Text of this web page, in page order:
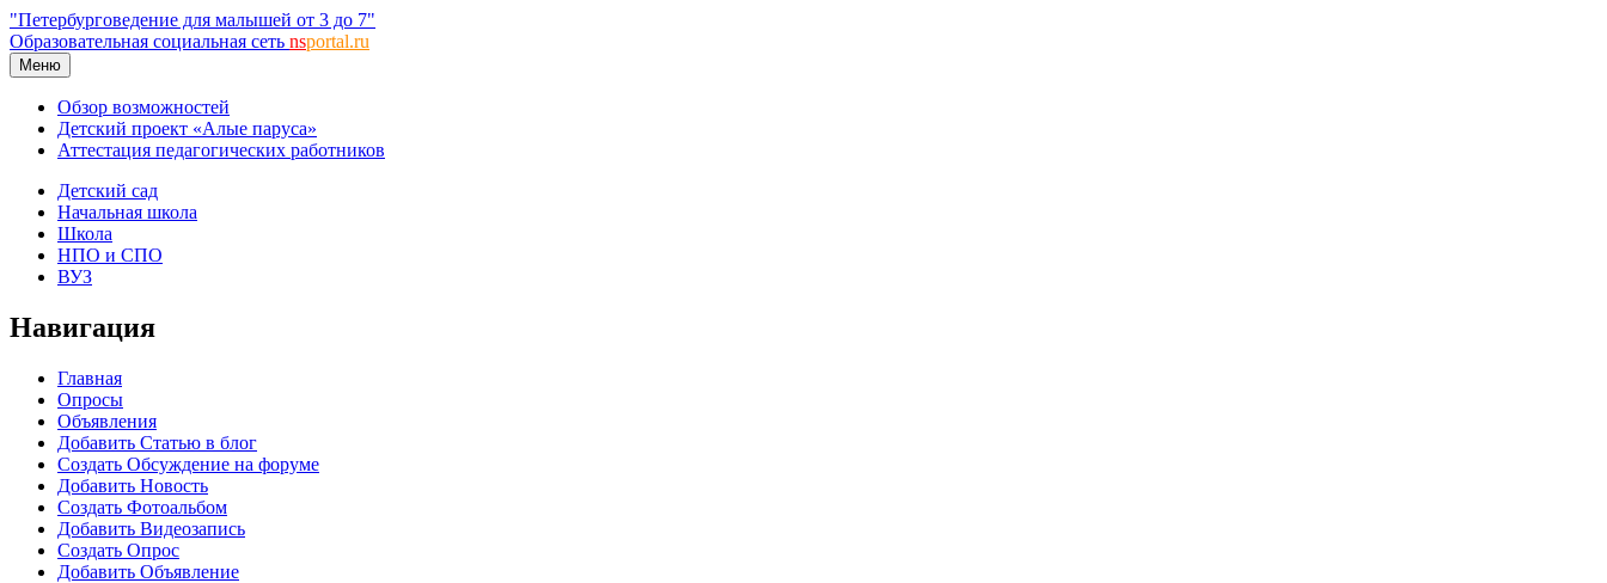
"Петербурговедение для малышей от 3 до 7"
Образовательная социальная сеть nsportal.ru
Меню
Обзор возможностей
Детский проект «Алые паруса»
Аттестация педагогических работников
Детский сад
Начальная школа
Школа
НПО и СПО
ВУЗ
Навигация
Главная
Опросы
Объявления
Добавить Статью в блог
Создать Обсуждение на форуме
Добавить Новость
Создать Фотоальбом
Добавить Видеозапись
Создать Опрос
Добавить Объявление